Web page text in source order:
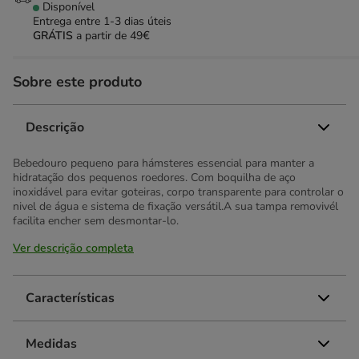
Disponível
Entrega entre 1-3 dias úteis
GRÁTIS a partir de 49€
Sobre este produto
Descrição
Bebedouro pequeno para hámsteres essencial para manter a
hidratação dos pequenos roedores. Com boquilha de aço
inoxidável para evitar goteiras, corpo transparente para controlar o
nivel de água e sistema de fixação versátil.A sua tampa removivél
facilita encher sem desmontar-lo.
Ver descrição completa
Características
Medidas